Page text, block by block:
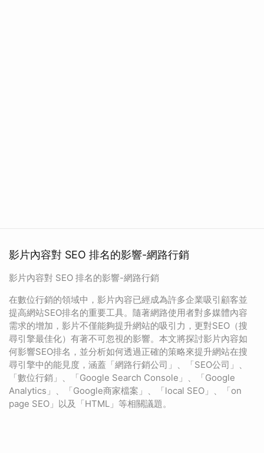
影片內容對 SEO 排名的影響-網路行銷
影片內容對 SEO 排名的影響-網路行銷
在數位行銷的領域中，影片內容已經成為許多企業吸引顧客並
提高網站SEO排名的重要工具。隨著網路使用者對多媒體內容
需求的增加，影片不僅能夠提升網站的吸引力，更對SEO（搜
尋引擎最佳化）有著不可忽視的影響。本文將探討影片內容如
何影響SEO排名，並分析如何透過正確的策略來提升網站在搜
尋引擎中的能見度，涵蓋「網路行銷公司」、「SEO公司」、
「數位行銷」、「Google Search Console」、「Google
Analytics」、「Google商家檔案」、「local SEO」、「on
page SEO」以及「HTML」等相關議題。